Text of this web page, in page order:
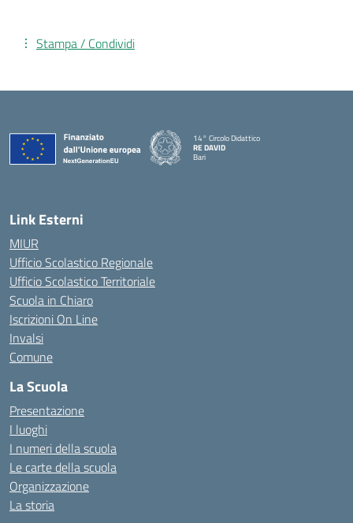
Stampa / Condividi
14° Circolo Didattico
RE DAVID
Bari
Link Esterni
MIUR
Ufficio Scolastico Regionale
Ufficio Scolastico Territoriale
Scuola in Chiaro
Iscrizioni On Line
Invalsi
Comune
La Scuola
Presentazione
I luoghi
I numeri della scuola
Le carte della scuola
Organizzazione
La storia